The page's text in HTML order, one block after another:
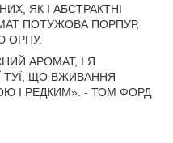
ЯК І АБСТРАКТНІ
ПОТУЖОВА ПОРПУР,
ОРПУ.
АРОМАТ, І Я
ТУЇ, ЩО ВЖИВАННЯ
І РЕДКИМ». - ТОМ ФОРД